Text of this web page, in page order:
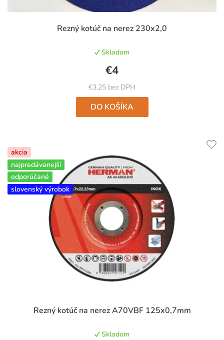
Rezný kotúč na nerez 230x2,0
Skladom
€3,25 bez DPH
€4
DO KOŠÍKA
akcia
najpredávanejší
odporúčané
slovenský výrobok
Rezný kotúč na nerez A70VBF 125x0,7mm
Skladom